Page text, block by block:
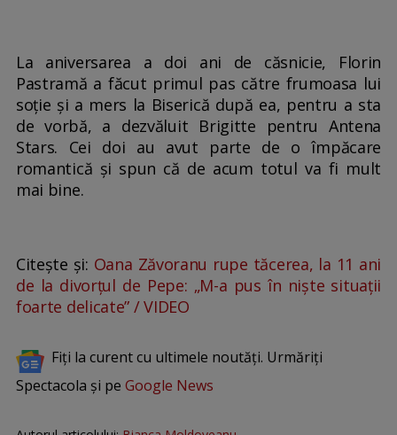
La aniversarea a doi ani de căsnicie, Florin
Pastramă a făcut primul pas către frumoasa lui
soție și a mers la Biserică după ea, pentru a sta
de vorbă, a dezvăluit Brigitte pentru Antena
Stars. Cei doi au avut parte de o împăcare
romantică și spun că de acum totul va fi mult
mai bine.
Citește și: Oana Zăvoranu rupe tăcerea, la 11 ani
de la divorțul de Pepe: „M-a pus în niște situații
foarte delicate” / VIDEO
Fiți la curent cu ultimele noutăți. Urmăriți
Spectacola și pe Google News